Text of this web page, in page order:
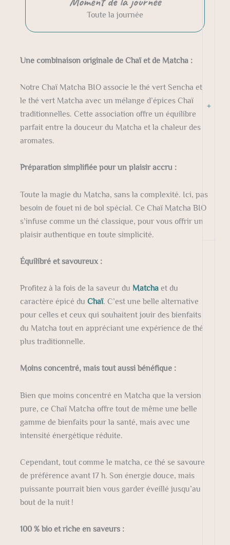
+
Toute la journée
Une combinaison originale de Chaï et de Matcha :
Notre Chaï Matcha BIO associe le thé vert Sencha et
le thé vert Matcha avec un mélange d’épices Chaï
traditionnelles. Cette association offre un équilibre
parfait entre la douceur du Matcha et la chaleur des
aromates.
Préparation simplifiée pour un plaisir accru :
Toute la magie du Matcha, sans la complexité. Ici, pas
besoin de fouet ni de bol spécial. Ce Chaï Matcha BIO
s’infuse comme un thé classique, pour vous offrir un
plaisir authentique en toute simplicité.
Équilibré et savoureux :
Profitez à la fois de la saveur du Matchaet du
caractère épicé du Chaï. C’est une belle alternative
pour celles et ceux qui souhaitent jouir des bienfaits
du Matcha tout en appréciant une expérience de thé
plus traditionnelle.
Moins concentré, mais tout aussi bénéfique :
Bien que moins concentré en Matcha que la version
pure, ce Chaï Matcha offre tout de même une belle
gamme de bienfaits pour la santé, mais avec une
intensité énergétique réduite.
Cependant, tout comme le matcha, ce thé se savoure
de préférence avant 17 h. Son énergie douce, mais
puissante pourrait bien vous garder éveillé jusqu’au
bout de la nuit !
100 % bio et riche en saveurs :